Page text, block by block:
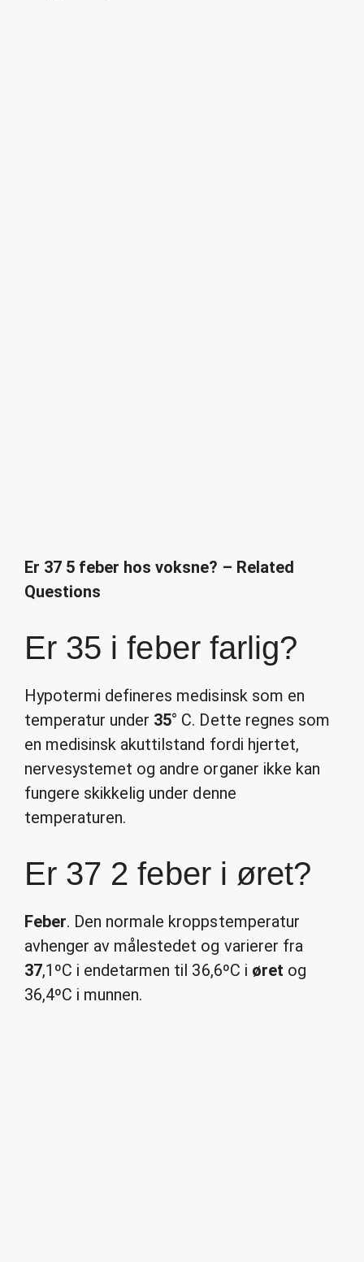
Er 37 5 feber hos voksne? – Related
Questions
Er 35 i feber farlig?
Hypotermi defineres medisinsk som en
temperatur under 35° C. Dette regnes som
en medisinsk akuttilstand fordi hjertet,
nervesystemet og andre organer ikke kan
fungere skikkelig under denne
temperaturen.
Er 37 2 feber i øret?
Feber. Den normale kroppstemperatur
avhenger av målestedet og varierer fra
37,1ºC i endetarmen til 36,6ºC i øret og
36,4ºC i munnen.